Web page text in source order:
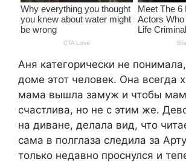
Аня категорически не
доме этот человек. Она всегда
мама вышла замуж и чтобы
счастлива, но не с этим же.
на диване, делала вид, что
сама в полглаза следила за
только недавно проснулся и